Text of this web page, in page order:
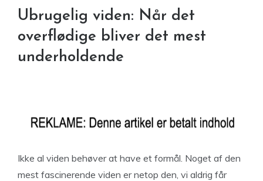
Ubrugelig viden: Når det
overflødige bliver det mest
underholdende
Ikke al viden behøver at have et formål. Noget af den
mest fascinerende viden er netop den, vi aldrig får